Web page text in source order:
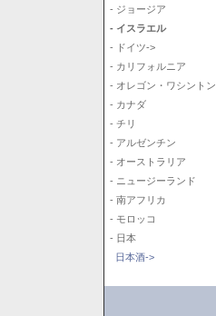
- ジョージア
- イスラエル
- ドイツ->
- カリフォルニア
- オレゴン・ワシントン
- カナダ
- チリ
- アルゼンチン
- オーストラリア
- ニュージーランド
- 南アフリカ
- モロッコ
- 日本
日本酒->